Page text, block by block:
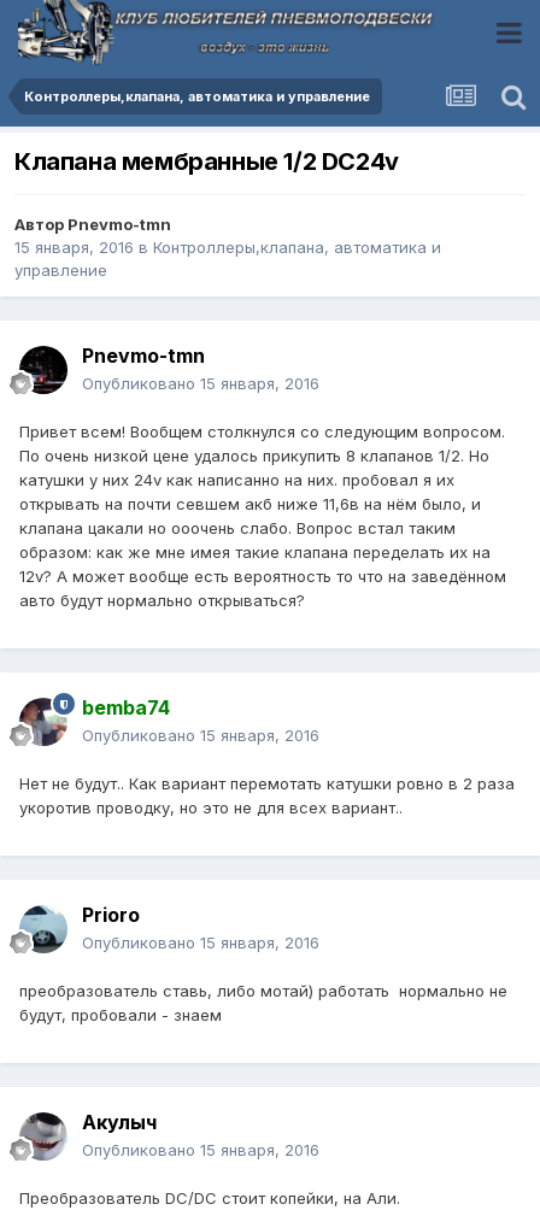
Контроллеры,клапана, автоматика и управление
Клапана мембранные 1/2 DC24v
Автор Pnevmo-tmn
15 января, 2016 в Контроллеры,клапана, автоматика и
управление
Pnevmo-tmn
Опубликовано 15 января, 2016
Привет всем! Вообщем столкнулся со следующим вопросом.
По очень низкой цене удалось прикупить 8 клапанов 1/2. Но
катушки у них 24v как написанно на них. пробовал я их
открывать на почти севшем акб ниже 11,6в на нём было, и
клапана цакали но ооочень слабо. Вопрос встал таким
образом: как же мне имея такие клапана переделать их на
12v? А может вообще есть вероятность то что на заведённом
авто будут нормально открываться?
bemba74
Опубликовано 15 января, 2016
Нет не будут.. Как вариант перемотать катушки ровно в 2 раза
укоротив проводку, но это не для всех вариант..
Prioro
Опубликовано 15 января, 2016
преобразователь ставь, либо мотай) работать нормально не
будут, пробовали - знаем
Акулыч
Опубликовано 15 января, 2016
Преобразователь DC/DC стоит копейки, на Али.